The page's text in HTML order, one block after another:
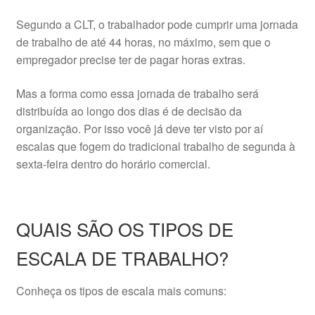
Segundo a CLT, o trabalhador pode cumprir uma jornada
de trabalho de até 44 horas, no máximo, sem que o
empregador precise ter de pagar horas extras.
Mas a forma como essa jornada de trabalho será
distribuída ao longo dos dias é de decisão da
organização. Por isso você já deve ter visto por aí
escalas que fogem do tradicional trabalho de segunda à
sexta-feira dentro do horário comercial.
QUAIS SÃO OS TIPOS DE
ESCALA DE TRABALHO?
Conheça os tipos de escala mais comuns: